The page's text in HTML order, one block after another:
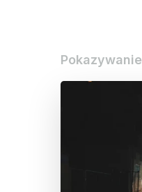
Pokazywanie